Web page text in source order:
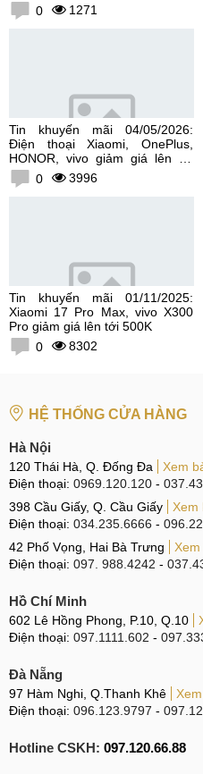
0 1271
Tin khuyến mãi 04/05/2026:
Điện thoại Xiaomi, OnePlus,
HONOR, vivo giảm giá lên tới
300K0 3996
Tin khuyến mãi 01/11/2025:
Xiaomi 17 Pro Max, vivo X300
Pro giảm giá lên tới 500K
0
8302
HỆ THỐNG CỬA HÀNG
Hà Nội
120 Thái Hà, Q. Đống Đa
Xem
Điện thoại: 0969.120.120 -
398 Cầu Giấy, Q. Cầu Giấy
Xem
Điện thoại: 034.235.6666 -
42 Phố Vọng, Hai Bà Trưng
Điện thoại: 097. 988.4242 -
Hồ Chí Minh
602 Lê Hồng Phong, P.10, Q.10
Điện thoại: 097.1111.602 -
Đà Nẵng
97 Hàm Nghi, Q.Thanh Khê
Điện thoại: 096.123.9797 -
Hotline CSKH: 097.120.66.88